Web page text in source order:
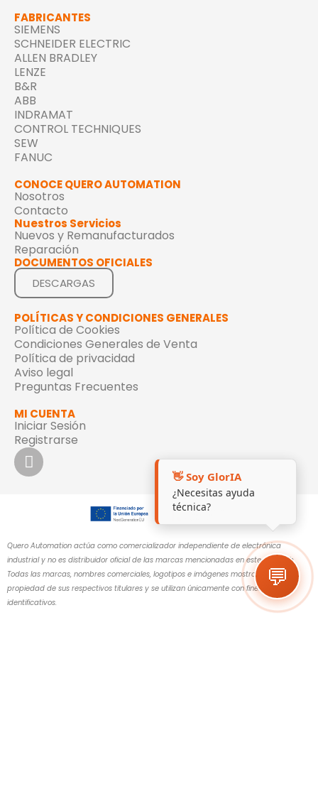
FABRICANTES
SIEMENS
SCHNEIDER ELECTRIC
ALLEN BRADLEY
LENZE
B&R
ABB
INDRAMAT
CONTROL TECHNIQUES
SEW
FANUC
CONOCE QUERO AUTOMATION
Nosotros
Contacto
Nuestros Servicios
Nuevos y Remanufacturados
Reparación
DOCUMENTOS OFICIALES
DESCARGAS
POLÍTICAS Y CONDICIONES GENERALES
Política de Cookies
Condiciones Generales de Venta
Política de privacidad
Aviso legal
Preguntas Frecuentes
MI CUENTA
Iniciar Sesión
Registrarse
👋 Soy GlorIA
¿Necesitas ayuda
técnica?
💬
Quero Automation actúa como comercializador independiente de electrónica
industrial y no es distribuidor oficial de las marcas mencionadas en este sitio web.
Todas las marcas, nombres comerciales, logotipos e imágenes mostrados son
propiedad de sus respectivos titulares y se utilizan únicamente con fines
identificativos.